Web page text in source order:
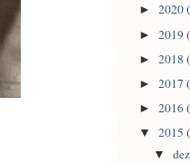
► 2020
► 2019
► 2018
► 2017
► 2016
▼ 2015
▼